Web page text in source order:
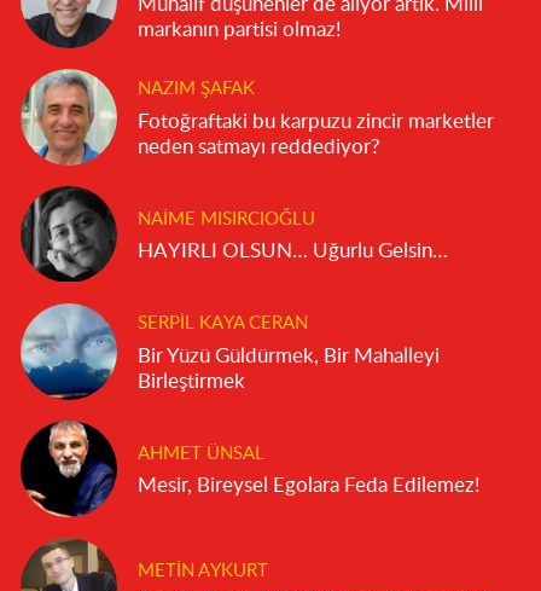
markanın partisi olmaz!
NAZIM ŞAFAK
Fotoğraftaki bu karpuzu zincir marketler
neden satmayı reddediyor?
NAIME MISIRCIOĞLU
HAYIRLI OLSUN… Uğurlu Gelsin…
SERPIL KAYA CERAN
Bir Yüzü Güldürmek, Bir Mahalleyi
Birleştirmek
AHMET ÜNSAL
Mesir, Bireysel Egolara Feda Edilemez!
METIN AYKURT